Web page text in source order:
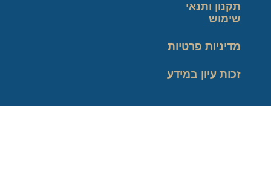
תקנון ותנאי
שימוש
מדיניות פרטיות
זכות עיון במידע